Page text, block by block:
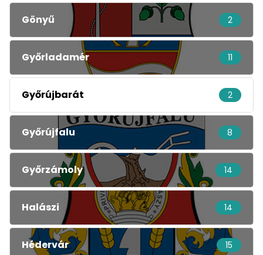
Gönyű 2
Győrladamér 11
Győrújbarát 2
Győrújfalu 8
Győrzámoly 14
Halászi 14
Hédervár 15